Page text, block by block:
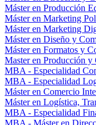
Máster en Producción
Máster en Marketing
Máster en Marketing
Máster en Diseño y
Máster en Formatos y
Master en Producción
MBA - Especialidad
MBA - Especialidad
Máster en Comercio
Máster en Logística,
MBA - Especialidad
MBA - Máster en